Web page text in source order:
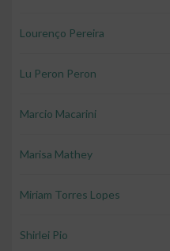
Lourenço Pereira
Lu Peron Peron
Marcio Macarini
Marisa Mathey
Miriam Torres Lopes
Shirlei Pio